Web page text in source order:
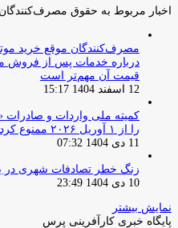
اخبار مربوط به حقوق مصرف‌کنندگان
مصرف‌کنندگان موقع خرید
درباره خدمات پس از فروش
قیمت آن مهم‌تر است
12 اسفند 1404 15:17
کمیته ملی واردات و
را از ۱ آوریل ۲۰۲۶ ممنوع کرد
11 دی 1404 07:32
زنگ خطر تصادفات شهری در
10 دی 1404 23:49
نمایش بیشتر
پایگاه خبری کارآفرینی پرس